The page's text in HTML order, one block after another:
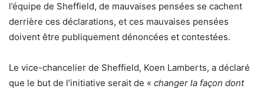
l’équipe de Sheffield, de mauvaises pensées se cachent
derrière ces déclarations, et ces mauvaises pensées
doivent être publiquement dénoncées et contestées.
Le vice-chancelier de Sheffield, Koen Lamberts, a déclaré
que le but de l’initiative serait de « changer la façon dont